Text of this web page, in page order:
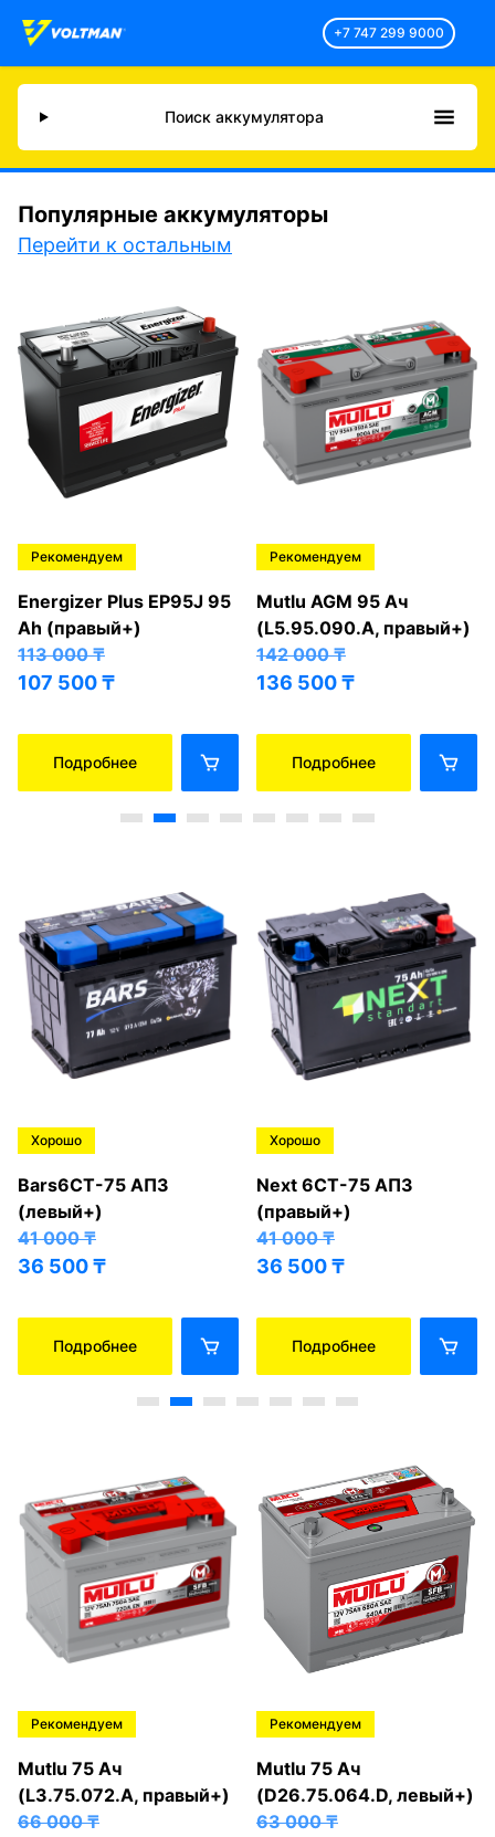
+7 747 299 9000
Поиск аккумулятора
Популярные аккумуляторы
Перейти к остальным
Рекомендуем
Energizer Plus EP95J 95
Ah (правый+)
113 000₸
107 500₸
Подробнее
Рекомендуем
Mutlu AGM 95 Ач
(L5.95.090.A, правый+)
142 000₸
136 500₸
Подробнее
Хорошо
Bars6СТ-75 АПЗ
(левый+)
41 000₸
36 500₸
Подробнее
Хорошо
Next 6СТ-75 АПЗ
(правый+)
41 000₸
36 500₸
Подробнее
Рекомендуем
Mutlu 75 Ач
(L3.75.072.A, правый+)
66 000₸
Рекомендуем
Mutlu 75 Ач
(D26.75.064.D, левый+)
63 000₸